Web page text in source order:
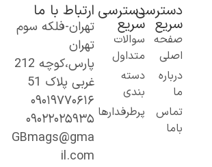
دسترسی
سریع
صفحه
اصلی
درباره
تماس
دسترسی
سریع
سوالات
متداول
دسته
بندی
پرطرفدارها
ارتباط با ما
تهران-فلکه سوم
تهران
پارس،کوچه 212
غربی پلاک 51
۰۹۰۱۹۷۷۰۶۱۶
۰۹۰۲۲۰۲۵۹۳۵
GBmags@gma
il.com